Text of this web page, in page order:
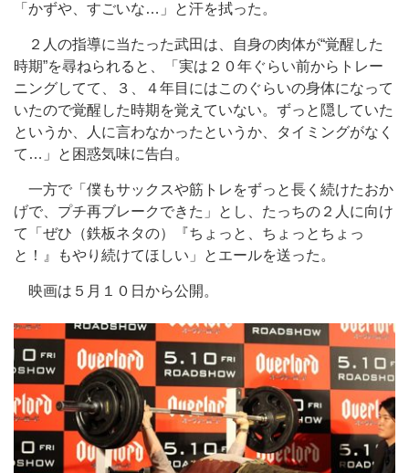
「かずや、すごいな…」と汗を拭った。
２人の指導に当たった武田は、自身の肉体が“覚醒した
時期”を尋ねられると、「実は２０年ぐらい前からトレー
ニングしてて、３、４年目にはこのぐらいの身体になって
いたので覚醒した時期を覚えていない。ずっと隠していた
というか、人に言わなかったというか、タイミングがなく
て…」と困惑気味に告白。
一方で「僕もサックスや筋トレをずっと長く続けたおか
げで、プチ再ブレークできた」とし、たっちの２人に向け
て「ぜひ（鉄板ネタの）『ちょっと、ちょっとちょっ
と！』もやり続けてほしい」とエールを送った。
映画は５月１０日から公開。